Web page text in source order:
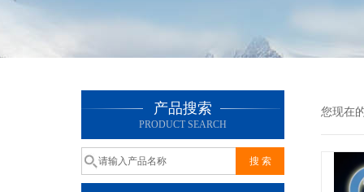
产品搜索
PRODUCT SEARCH
您现在